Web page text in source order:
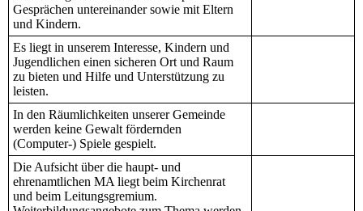
Gesprächen untereinander sowie mit Eltern
und Kindern.
Es liegt in unserem Interesse, Kindern und
Jugendlichen einen sicheren Ort und Raum
zu bieten und Hilfe und Unterstützung zu
leisten.
In den Räumlichkeiten unserer Gemeinde
werden keine Gewalt fördernden
(Computer-) Spiele gespielt.
Die Aufsicht über die haupt- und
ehrenamtlichen MA liegt beim Kirchenrat
und beim Leitungsgremium.